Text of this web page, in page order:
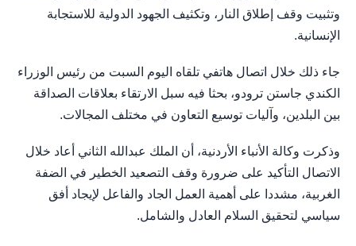
وتثبيت وقف إطلاق النار، وتكثيف الجهود الدولية للاستجابة
الإنسانية.
جاء ذلك خلال اتصال هاتفي تلقاه اليوم السبت من رئيس الوزراء
الكندي جاستن ترودو، بحثا فيه سبل الارتقاء بعلاقات الصداقة
بين البلدين، وآليات توسيع التعاون في مختلف المجالات.
وذكرت وكالة الأنباء الأردنية، أن الملك عبدالله الثاني أعاد خلال
الاتصال التأكيد على ضرورة وقف التصعيد الخطير في الضفة
الغربية، مشددا على أهمية العمل الجاد والفاعل لإيجاد أفق
سياسي لتحقيق السلام العادل والشامل.